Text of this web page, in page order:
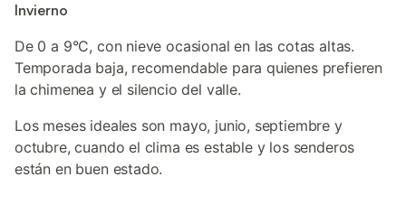
Invierno
De 0 a 9°C, con nieve ocasional en las cotas altas.
Temporada baja, recomendable para quienes prefieren
la chimenea y el silencio del valle.
Los meses ideales son mayo, junio, septiembre y
octubre, cuando el clima es estable y los senderos
están en buen estado.